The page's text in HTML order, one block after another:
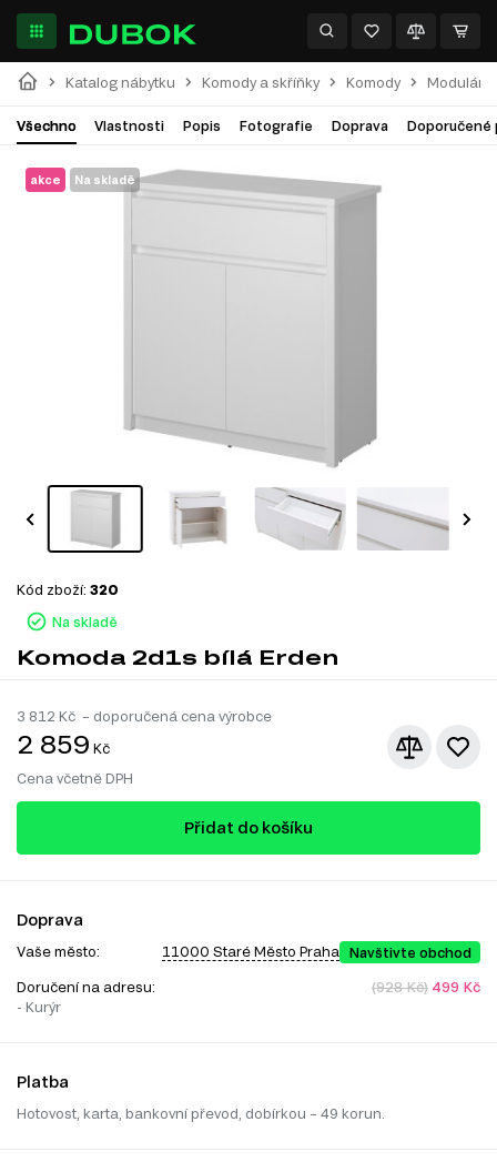
Katalog nábytku Komody a skříňky Komody
Všechno Vlastnosti Popis Fotografie Doprava Doporučené
akce Na skladě
Na skladě
Kód zboží: 320
Komoda 2d1s bílá Erden
3 812 Kč – doporučená cena výrobce
2 859 Kč
Cena včetně DPH
Přidat do košíku
Doprava
Vaše město: 11000 Staré Město Praha Navštivte obchod
Doručení na adresu:
- Kurýr
(928 Kč) 499 Kč
Platba
Hotovost, karta, bankovní převod, dobírkou – 49 korun.